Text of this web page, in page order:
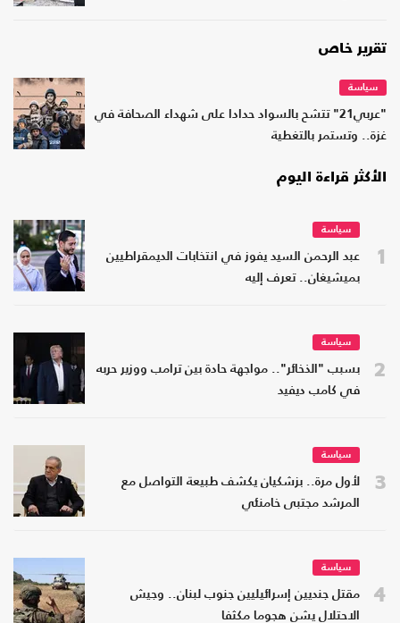
تقرير خاص
سياسة
"عربي21" تتشح بالسواد حدادا على شهداء الصحافة في
غزة.. وتستمر بالتغطية
الأكثر قراءة اليوم
1
سياسة
عبد الرحمن السيد يفوز في انتخابات الديمقراطيين
بميشيغان.. تعرف إليه
2
سياسة
بسبب "الذخائر".. مواجهة حادة بين ترامب ووزير حربه
في كامب ديفيد
3
سياسة
لأول مرة.. بزشكيان يكشف طبيعة التواصل مع
المرشد مجتبى خامنئي
4
سياسة
مقتل جنديين إسرائيليين جنوب لبنان.. وجيش
الاحتلال يشن هجوما مكثفا